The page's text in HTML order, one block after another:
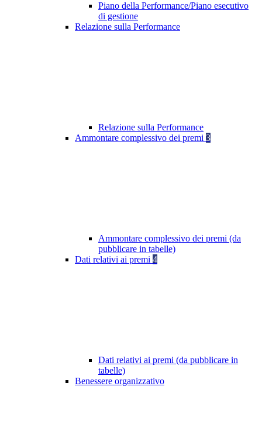
Piano della Performance/Piano esecutivo
di gestione
Relazione sulla Performance
Relazione sulla Performance
Ammontare complessivo dei premi 3
Ammontare complessivo dei premi (da
pubblicare in tabelle)
Dati relativi ai premi 4
Dati relativi ai premi (da pubblicare in
tabelle)
Benessere organizzativo